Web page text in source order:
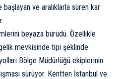
ve aralıklarla süren kar
beyaza bürüdü. Özellikle
mevkisinde tipi şeklinde
Bölge Müdürlüğü ekiplerinin
sürüyor. Kentten İstanbul ve